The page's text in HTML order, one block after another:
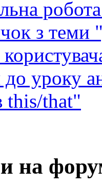
з теми
до уроку
this/that"
на